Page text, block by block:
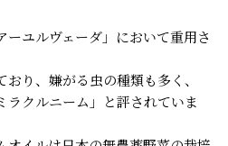
ユルヴェーダ」において重用さ
り、嫌がる虫の種類も多く、
ラクルニーム」と評されていま